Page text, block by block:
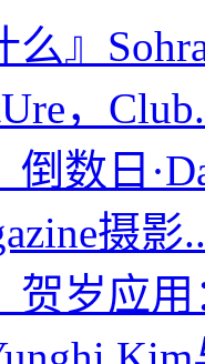
么』
，
倒数日
摄影
贺岁应